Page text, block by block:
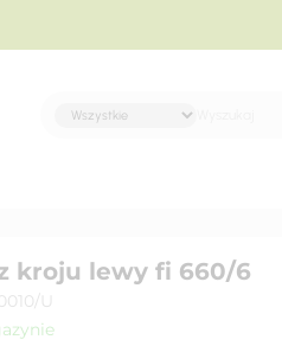
kroju lewy fi 660/6
U